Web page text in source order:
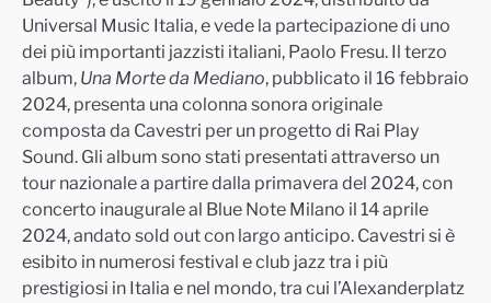
Universal Music Italia, e vede la partecipazione di uno
dei più importanti jazzisti italiani, Paolo Fresu. Il terzo
album, Una Morte da Mediano, pubblicato il 16 febbraio
2024, presenta una colonna sonora originale
composta da Cavestri per un progetto di Rai Play
Sound. Gli album sono stati presentati attraverso un
tour nazionale a partire dalla primavera del 2024, con
concerto inaugurale al Blue Note Milano il 14 aprile
2024, andato sold out con largo anticipo. Cavestri si è
esibito in numerosi festival e club jazz tra i più
prestigiosi in Italia e nel mondo, tra cui l’Alexanderplatz